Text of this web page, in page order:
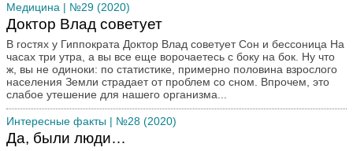
Медицина | №29 (2020)
Доктор Влад советует
В гостях у Гиппократа Доктор Влад советует Сон и бессоница На
часах три утра, а вы все еще ворочаетесь с боку на бок. Ну что
ж, вы не одиноки: по статистике, примерно половина взрослого
населения Земли страдает от проблем со сном. Впрочем, это
слабое утешение для нашего организма...
Интересные факты | №28 (2020)
Да, были люди…